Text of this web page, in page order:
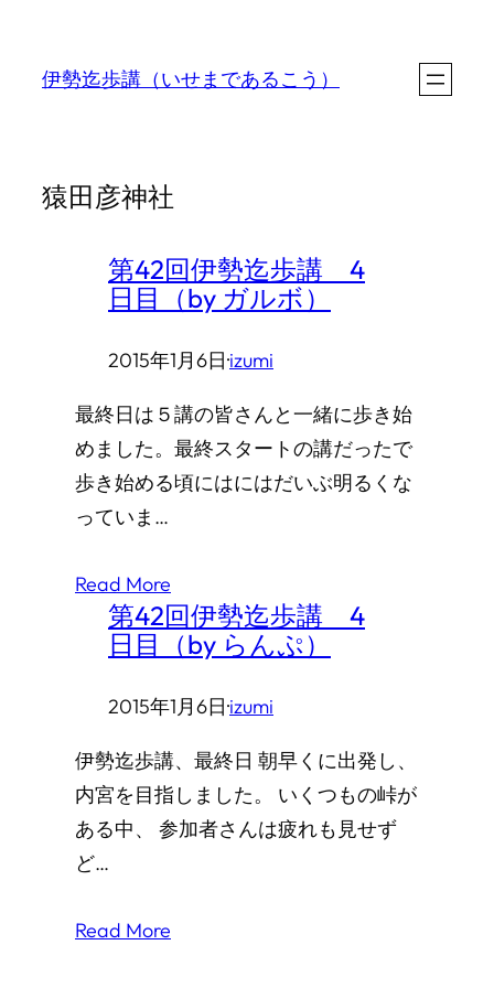
伊勢迄歩講（いせまであるこう）
猿田彦神社
第42回伊勢迄歩講 4
日目（by ガルボ）
2015年1月6日·izumi
最終日は５講の皆さんと一緒に歩き始
めました。最終スタートの講だったで
歩き始める頃にはにはだいぶ明るくな
っていま…
Read More
第42回伊勢迄歩講 4
日目（by らんぷ）
2015年1月6日·izumi
伊勢迄歩講、最終日 朝早くに出発し、
内宮を目指しました。 いくつもの峠が
ある中、 参加者さんは疲れも見せず
ど…
Read More